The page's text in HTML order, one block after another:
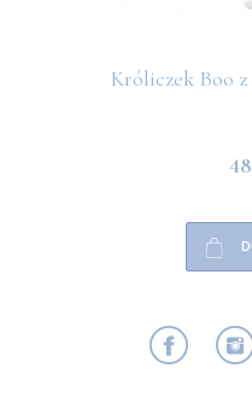
Króliczek Boo